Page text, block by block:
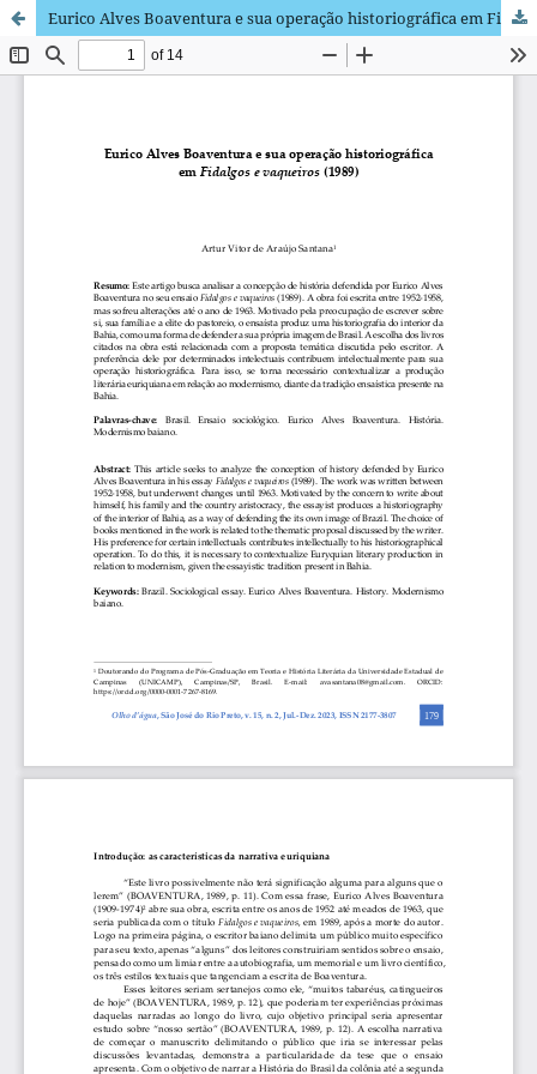
Eurico Alves Boaventura e sua operação historiográfica em Fidalgos e vaqueiros (1989)